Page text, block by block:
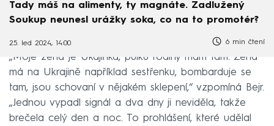
Tady máš na alimenty, ty magnáte. Zadlužený
Soukup neunesl urážky soka, co na to promotér?
25. led 2024, 14:00 6 min čtení
„Moje žena je Ukajinka, půlku rodiny mám tam. Žena
má na Ukrajině například sestřenku, bombarduje se
tam, jsou schovaní v nějakém sklepení,“ vzpomíná Bejr.
„Jednou vypadl signál a dva dny ji neviděla, takže
brečela celý den a noc. To prohlášení, které udělal